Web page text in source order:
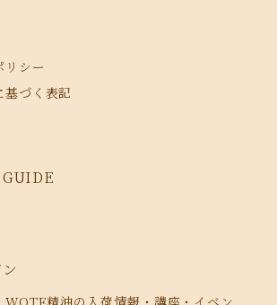
リシー
づく表記
WOTE精油の入荷情報・講座・イベン